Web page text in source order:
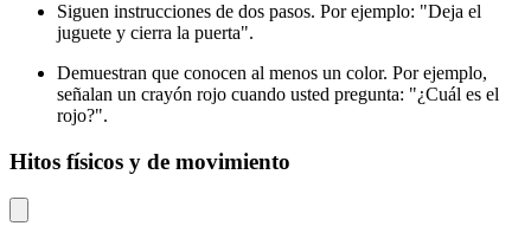
Siguen instrucciones de dos pasos. Por ejemplo: "Deja el
juguete y cierra la puerta".
Demuestran que conocen al menos un color. Por ejemplo,
señalan un crayón rojo cuando usted pregunta: "¿Cuál es el
rojo?".
Hitos físicos y de movimiento